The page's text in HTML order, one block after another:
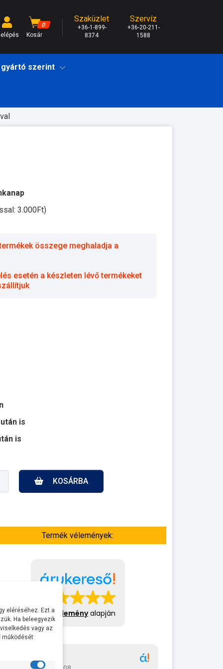
0
Kosár
Szaküzlet
+36-1-899-
8374
Szervíz
+36-20-211-
1588
szerint
3.000Ft)
összege meghaladja a
esetén a készleten lévő termékeket
is
is
KOSÁRBA
Termék vélemények:
413 véleményalapján
Gábor
eléréséhez. Ezt a
Ha beleegyezik
vagy az
működését